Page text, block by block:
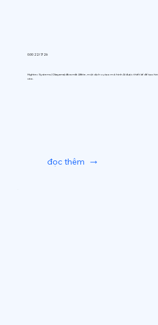
0:00 22/7/26
Hightec Systems (Okayama) đã ra mắt AIfitte, một dịch vụ tạo mô hình AI được thiết kế để tạo
cáo.
đọc thêm